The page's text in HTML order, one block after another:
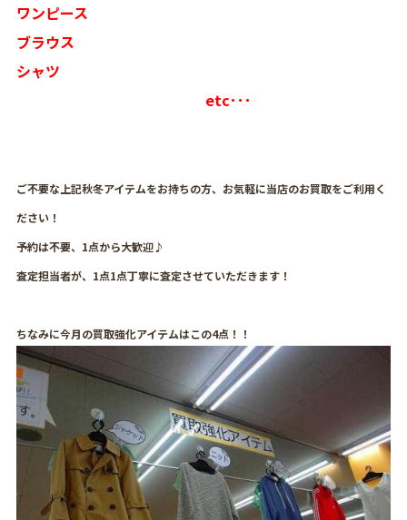
ワンピース
ブラウス
シャツ
etc･･･
ご不要な上記秋冬アイテムをお持ちの方、お気軽に当店のお買取をご利用く
ださい！
予約は不要、1点から大歓迎♪
査定担当者が、1点1点丁寧に査定させていただきます！
ちなみに今月の買取強化アイテムはこの4点！！